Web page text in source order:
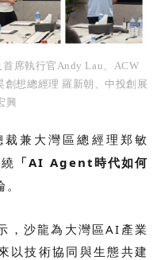
首席執行官Andy Lau、ACW
創想總經理 羅新朝、中投創展
興
裁兼大灣區總經理郑敏
「AI Agent時代如何
，沙龍為大灣區AI產業
以技術協同與生態共建